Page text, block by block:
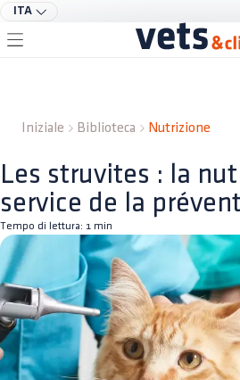
ITA
Iniziale Biblioteca Nutrizione
Les struvites : la
service de la
Tempo di lettura: 1 min